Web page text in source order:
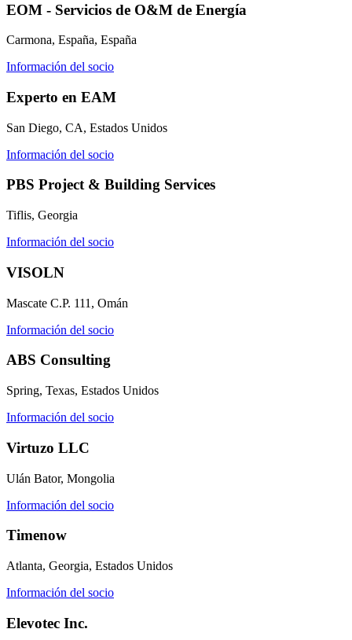
Simplifica la gestión del mantenimiento
Gestión de órdenes de trabajo
FDA, saneamiento, trazabilidad, control de alérgenos
Centro filtrable — comience aquí
Bootcamps en Vivo
Bajo Demanda
Video a su propio ritmo, ruta de certificación
Certificación
eMaint University
SERVICIOS
Obtenga valor en 30, 60, 90 días
Centro de Recursos
Busque y filtre todo el contenido que publicamos
Leer más →
EOM - Servicios de O&M de Energía
Carmona, España, España
Información del socio
Experto en EAM
San Diego, CA, Estados Unidos
Información del socio
PBS Project & Building Services
Tiflis, Georgia
Información del socio
VISOLN
Mascate C.P. 111, Omán
Información del socio
ABS Consulting
Spring, Texas, Estados Unidos
Información del socio
Virtuzo LLC
Ulán Bator, Mongolia
Información del socio
Timenow
Atlanta, Georgia, Estados Unidos
Información del socio
Elevotec Inc.